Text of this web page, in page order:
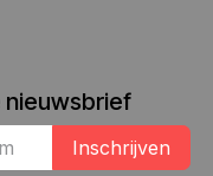
nieuwsbrief
Inschrijven